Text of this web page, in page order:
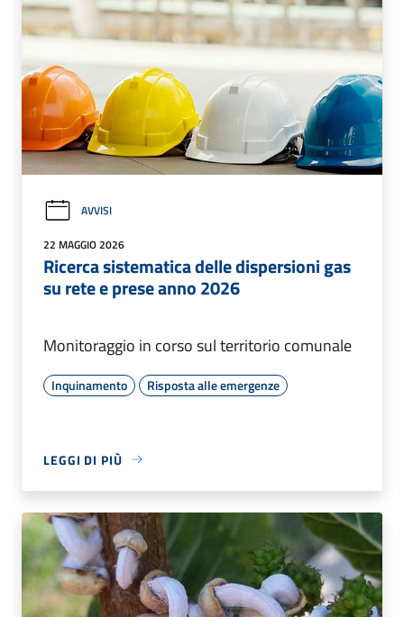
AVVISI
22 MAGGIO 2026
Ricerca sistematica delle dispersioni gas
su rete e prese anno 2026
Monitoraggio in corso sul territorio comunale
Inquinamento Risposta alle emergenze
LEGGI DI PIÙ